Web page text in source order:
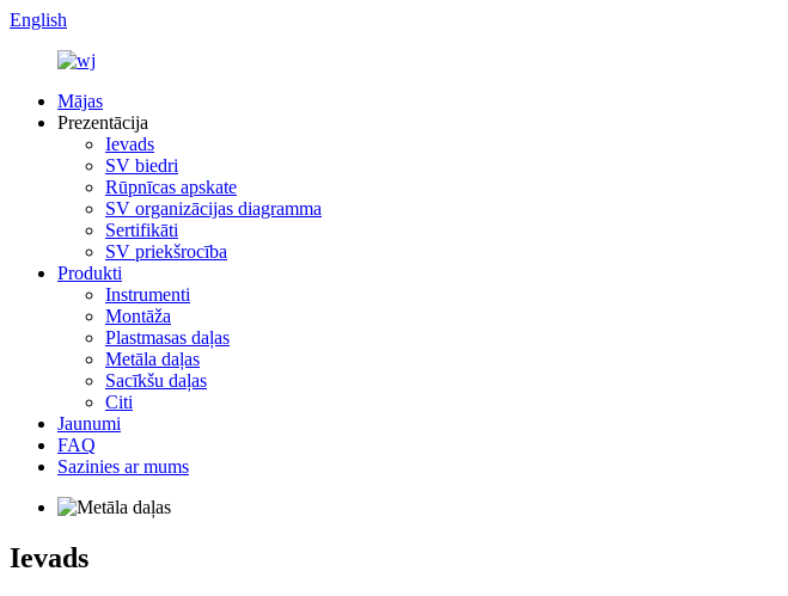
English
Mājas
Prezentācija
Ievads
SV biedri
Rūpnīcas apskate
SV organizācijas diagramma
Sertifikāti
SV priekšrocība
Produkti
Instrumenti
Montāža
Plastmasas daļas
Metāla daļas
Sacīkšu daļas
Citi
Jaunumi
FAQ
Sazinies ar mums
Ievads